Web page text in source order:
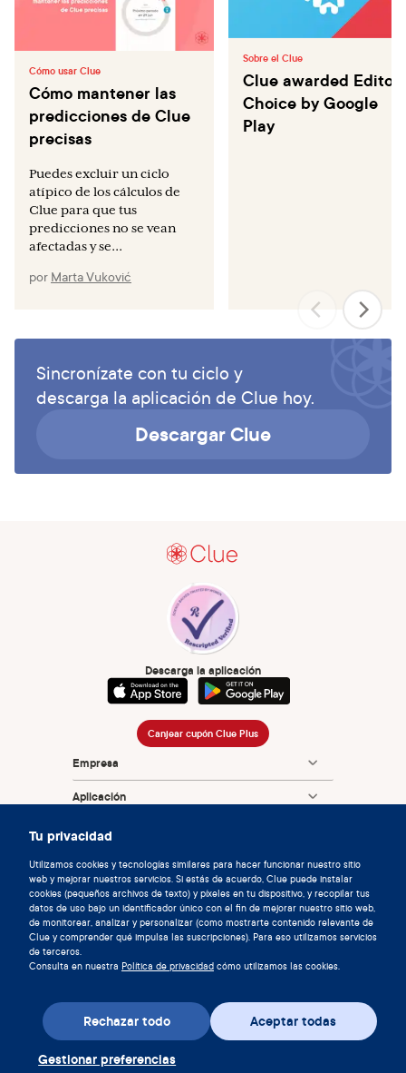
Tu privacidad
Utilizamos cookies y tecnologías similares para hacer funcionar nuestro sitio
web y mejorar nuestros servicios. Si estás de acuerdo, Clue puede instalar
cookies (pequeños archivos de texto) y píxeles en tu dispositivo, y recopilar tus
datos de uso bajo un identificador único con el fin de mejorar nuestro sitio web,
de monitorear, analizar y personalizar (como mostrarte contenido relevante de
Clue y comprender qué impulsa las suscripciones). Para eso utilizamos servicios
de terceros.
Consulta en nuestra Política de privacidad cómo utilizamos las cookies.
Aceptar todas
Rechazar todo
Gestionar preferencias
Cómo usar Clue
Cómo mantener las
predicciones de Clue
precisas
Puedes excluir un ciclo
atípico de los cálculos de
Clue para que tus
predicciones no se vean
afectadas y se...
por Marta Vuković
Sobre el Clue
Clue awarded
Choice by Google
Play
Sincronízate con tu ciclo y
descarga la aplicación de Clue hoy.
Descargar Clue
Descarga la aplicación
Canjear cupón Clue Plus
Empresa
Aplicación
Enciclopedia
Información
Partnerships
© 2026 Clue de Biowink GmbH, todos los derechos reservados